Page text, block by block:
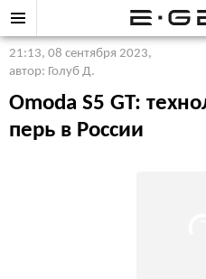
21:13, 08 сентября 2023,
автор: Голуб Д.
Omoda S5 GT:
перь в России